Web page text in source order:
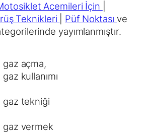
Acemileri İçin
Teknikleri
Püf Noktası ve
yayımlanmıştır.
açma,
kullanımı
tekniği
vermek